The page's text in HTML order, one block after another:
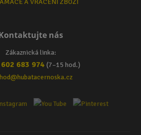
A VRÁCENÍ ZBOŽÍ
nás
Zákaznická linka:
602 683 974 (7–15 hod.)